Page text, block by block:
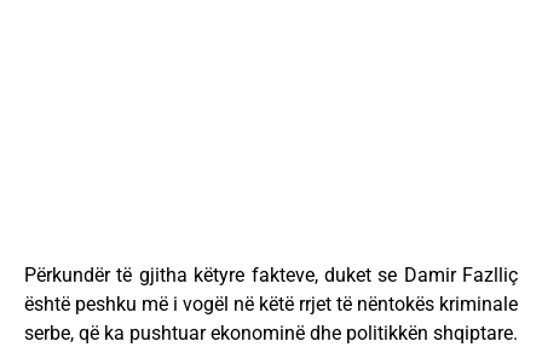
Përkundër të gjitha këtyre fakteve, duket se Damir Fazlliç
është peshku më i vogël në këtë rrjet të nëntokës kriminale
serbe, që ka pushtuar ekonominë dhe politikkën shqiptare.